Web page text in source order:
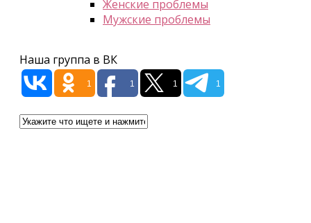
Женские проблемы
Мужские проблемы
Наша группа в ВК
1 1 1 1